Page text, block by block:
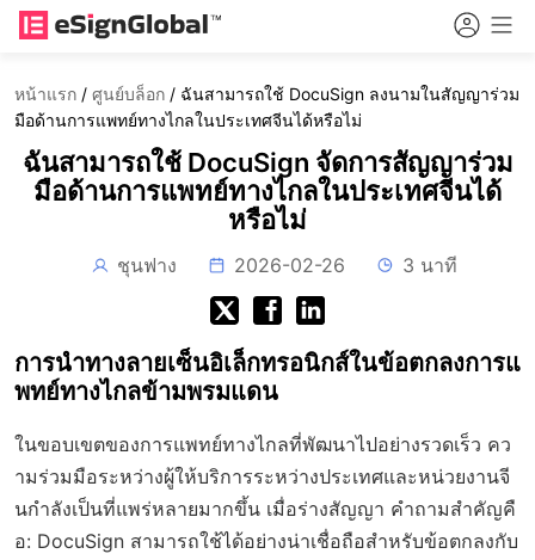
หน้าแรก / ศูนย์บล็อก / ฉันสามารถใช้ DocuSign ลงนามในสัญญาร่วม
มือด้านการแพทย์ทางไกลในประเทศจีนได้หรือไม่
ฉันสามารถใช้ DocuSign จัดการสัญญาร่วม
มือด้านการแพทย์ทางไกลในประเทศจีนได้
หรือไม่
ชุนฟาง 2026-02-26 3 นาที
การนำทางลายเซ็นอิเล็กทรอนิกส์ในข้อตกลงการแ
พทย์ทางไกลข้ามพรมแดน
ในขอบเขตของการแพทย์ทางไกลที่พัฒนาไปอย่างรวดเร็ว คว
ามร่วมมือระหว่างผู้ให้บริการระหว่างประเทศและหน่วยงานจี
นกำลังเป็นที่แพร่หลายมากขึ้น เมื่อร่างสัญญา คำถามสำคัญคื
อ: DocuSign สามารถใช้ได้อย่างน่าเชื่อถือสำหรับข้อตกลงกับ